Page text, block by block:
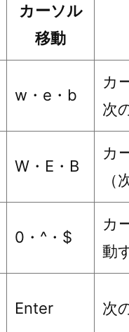
カーソル
移動
w・e・b
カ
次
W・E・B
カ
0・^・$
カ
動
Enter 次